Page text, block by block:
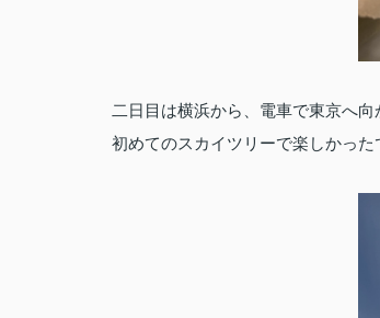
二日目は横浜から、電車で東京へ
初めてのスカイツリーで楽しかった